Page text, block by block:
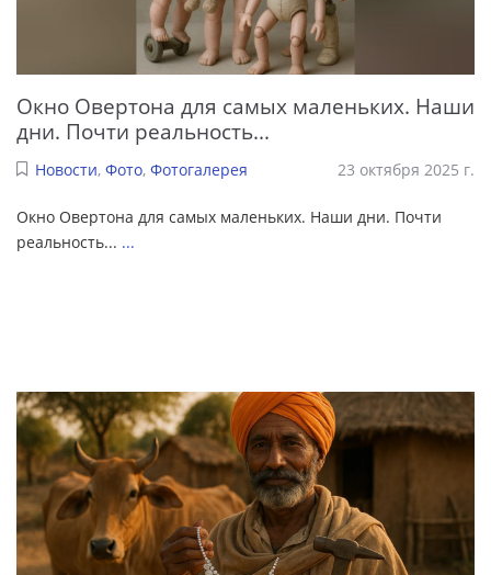
Окно Овертона для самых маленьких. Наши
дни. Почти реальность...
Новости, Фото, Фотогалерея 23 октября 2025 г.
Окно Овертона для самых маленьких. Наши дни. Почти
реальность... ...